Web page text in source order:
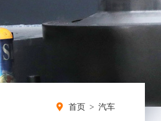
能源与公共事业 辅机
首页 > 汽车